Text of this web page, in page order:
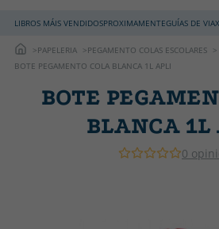
LIBROS MÁIS VENDIDOSPROXIMAMENTEGUÍAS DE
PAPELERIA
PEGAMENTO COLAS ESCOLARES
BOTE PEGAMENTO COLA BLANCA 1L APLI
BOTE
BLANCA 1L
0